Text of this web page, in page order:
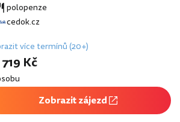
polopenze
cedok.cz
více termínů (20+)
Kč
Zobrazit zájezd